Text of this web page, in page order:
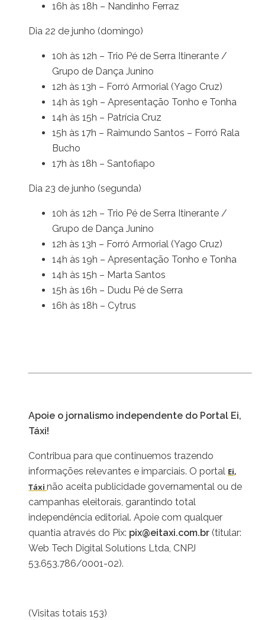
16h às 18h – Nandinho Ferraz
Dia 22 de junho (domingo)
10h às 12h – Trio Pé de Serra Itinerante /
Grupo de Dança Junino
12h às 13h – Forró Armorial (Yago Cruz)
14h às 19h – Apresentação Tonho e Tonha
14h às 15h – Patrícia Cruz
15h às 17h – Raimundo Santos – Forró Rala
Bucho
17h às 18h – Santofiapo
Dia 23 de junho (segunda)
10h às 12h – Trio Pé de Serra Itinerante /
Grupo de Dança Junino
12h às 13h – Forró Armorial (Yago Cruz)
14h às 19h – Apresentação Tonho e Tonha
14h às 15h – Marta Santos
15h às 16h – Dudu Pé de Serra
16h às 18h – Cytrus
Apoie o jornalismo independente do Portal Ei,
Táxi!
Contribua para que continuemos trazendo
informações relevantes e imparciais. O portal Ei,
Táxinão aceita publicidade governamental ou de
campanhas eleitorais, garantindo total
independência editorial. Apoie com qualquer
quantia através do Pix: pix@eitaxi.com.br (titular:
Web Tech Digital Solutions Ltda, CNPJ
53.653.786/0001-02).
(Visitas totais 153)